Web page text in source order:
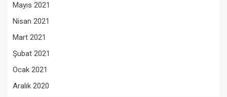
Mayıs 2021
Nisan 2021
Mart 2021
Şubat 2021
Ocak 2021
Aralık 2020